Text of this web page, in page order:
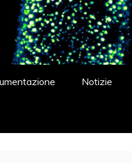
"Eduardo Caianiello"
Notizie